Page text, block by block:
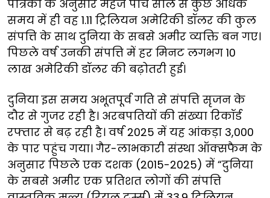
पत्रिका के अनुसार महज पांच साल से कुछ अधिक
समय में ही वह 1.11 ट्रिलियन अमेरिकी डॉलर की कुल
संपत्ति के साथ दुनिया के सबसे अमीर व्यक्ति बन गए।
पिछले वर्ष उनकी संपत्ति में हर मिनट लगभग 10
लाख अमेरिकी डॉलर की बढ़ोतरी हुई।
दुनिया इस समय अभूतपूर्व गति से संपत्ति सृजन के
दौर से गुजर रही है। अरबपतियों की संख्या रिकॉर्ड
रफ्तार से बढ़ रही है। वर्ष 2025 में यह आंकड़ा 3,000
के पार पहुंच गया। गैर-लाभकारी संस्था ऑक्सफैम के
अनुसार पिछले एक दशक (2015-2025) में “दुनिया
के सबसे अमीर एक प्रतिशत लोगों की संपत्ति